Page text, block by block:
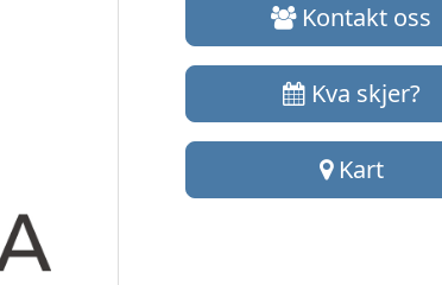
Kontakt oss
Kva skjer?
Kart